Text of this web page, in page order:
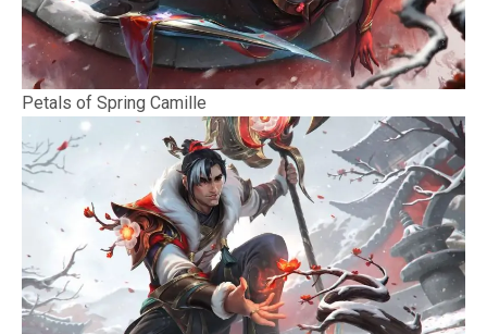
Petals of Spring Camille